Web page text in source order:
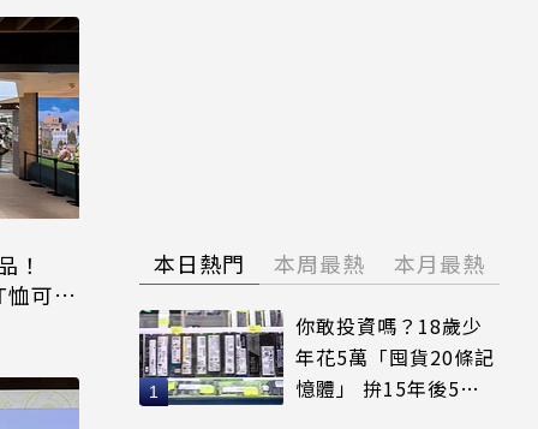
！
可裝
本日熱門 本周最熱 本月最熱
你敢投資嗎？18歲少
年花5萬「囤貨20條記
憶體」 拚15年後5倍